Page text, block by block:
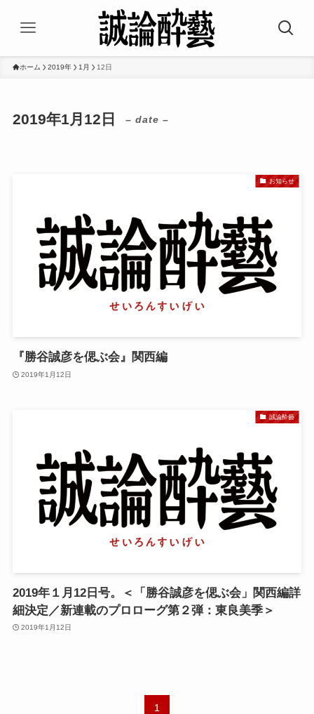
ホーム 2019年 1月 12日
2019年1月12日 – date –
お知らせ
『勝谷誠彦を偲ぶ会』関西編
2019年1月12日
誠論酔藝
2019年１月12日号。＜「勝谷誠彦を偲ぶ会」関西編詳
細決定／新連載のプロローグ第２弾：東良美季＞
2019年1月12日
1